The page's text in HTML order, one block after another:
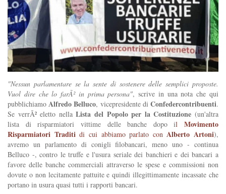
"Nessun parlamentare se la sente di sostenere delle semplici proposte.
Vuol dire che lo farÃ² in prima persona", scrive in una nota che qui
pubblichiamo Alfredo Belluco, vicepresidente diConfedercontribuenti.
Se verrÃ² eletto nellaLista del Popolo per la Costituzione (un'altra
lista di risparmiatori vittime delle banche dopo il
Movimento
Risparmiatori Traditi di cui abbiamo parlato con Alberto Artoni),
avremo un parlamento di conigli filobancari, meno uno - continua
Belluco -, contro le truffe e l'usura seriale dei banchieri e dei bancari a
favore delle banche commerciali attraverso le spese e commissioni non
dovute o non lecitamente pattuite e quindi illegittimamente incassate che
portano in usura quasi tutti i rapporti bancari.